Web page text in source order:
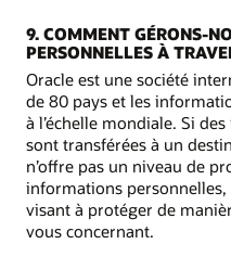
9. COMMENT GÉRONS-
PERSONNELLES À
Oracle est une société
de 80 pays et les
à l’échelle mondiale. Si
sont transférées à un
n’offre pas un niveau de
informations
visant à protéger de
vous concernant.